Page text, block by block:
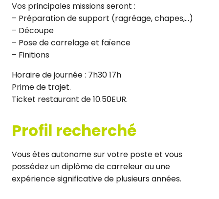
Vos principales missions seront :
– Préparation de support (ragréage, chapes,…)
– Découpe
– Pose de carrelage et faïence
– Finitions
Horaire de journée : 7h30 17h
Prime de trajet.
Ticket restaurant de 10.50EUR.
Profil recherché
Vous êtes autonome sur votre poste et vous
possédez un diplôme de carreleur ou une
expérience significative de plusieurs années.